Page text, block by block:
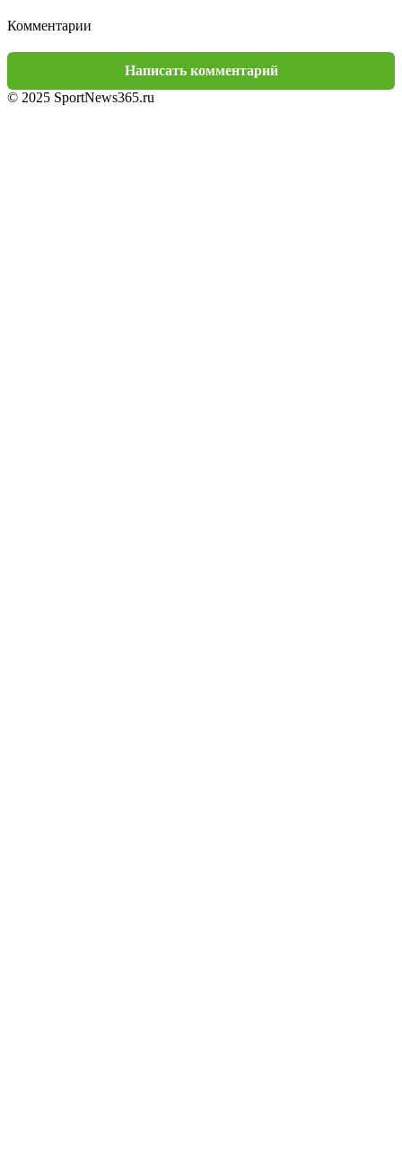
Комментарии
Написать комментарий
© 2025 SportNews365.ru